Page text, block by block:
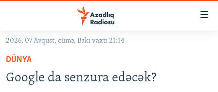
Əsas
qayıt
Əsas
naviqasiyaya
#İZAHLA
KORRUPSIOMETR
2026, 07 Avqust, cümə, Bakı vaxtı 21:14
DÜNYA
Google da senzura edəcək?